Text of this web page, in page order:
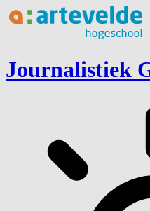
Ga naar inhoud
Journalistiek